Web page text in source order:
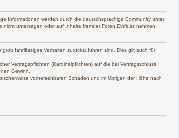
Informationen werden durch die deutschsprachige Community unter
untersagen oder auf Inhalte fremder Foren Einfluss nehmen.
fahrlässiges Verhalten zurückzuführen sind. Dies gilt auch für
Vertragspflichten (Kardinalpflichten) auf die bei Vertragsschluss
Gewinn.
vorhersehbaren Schäden und im Übrigen der Höhe nach